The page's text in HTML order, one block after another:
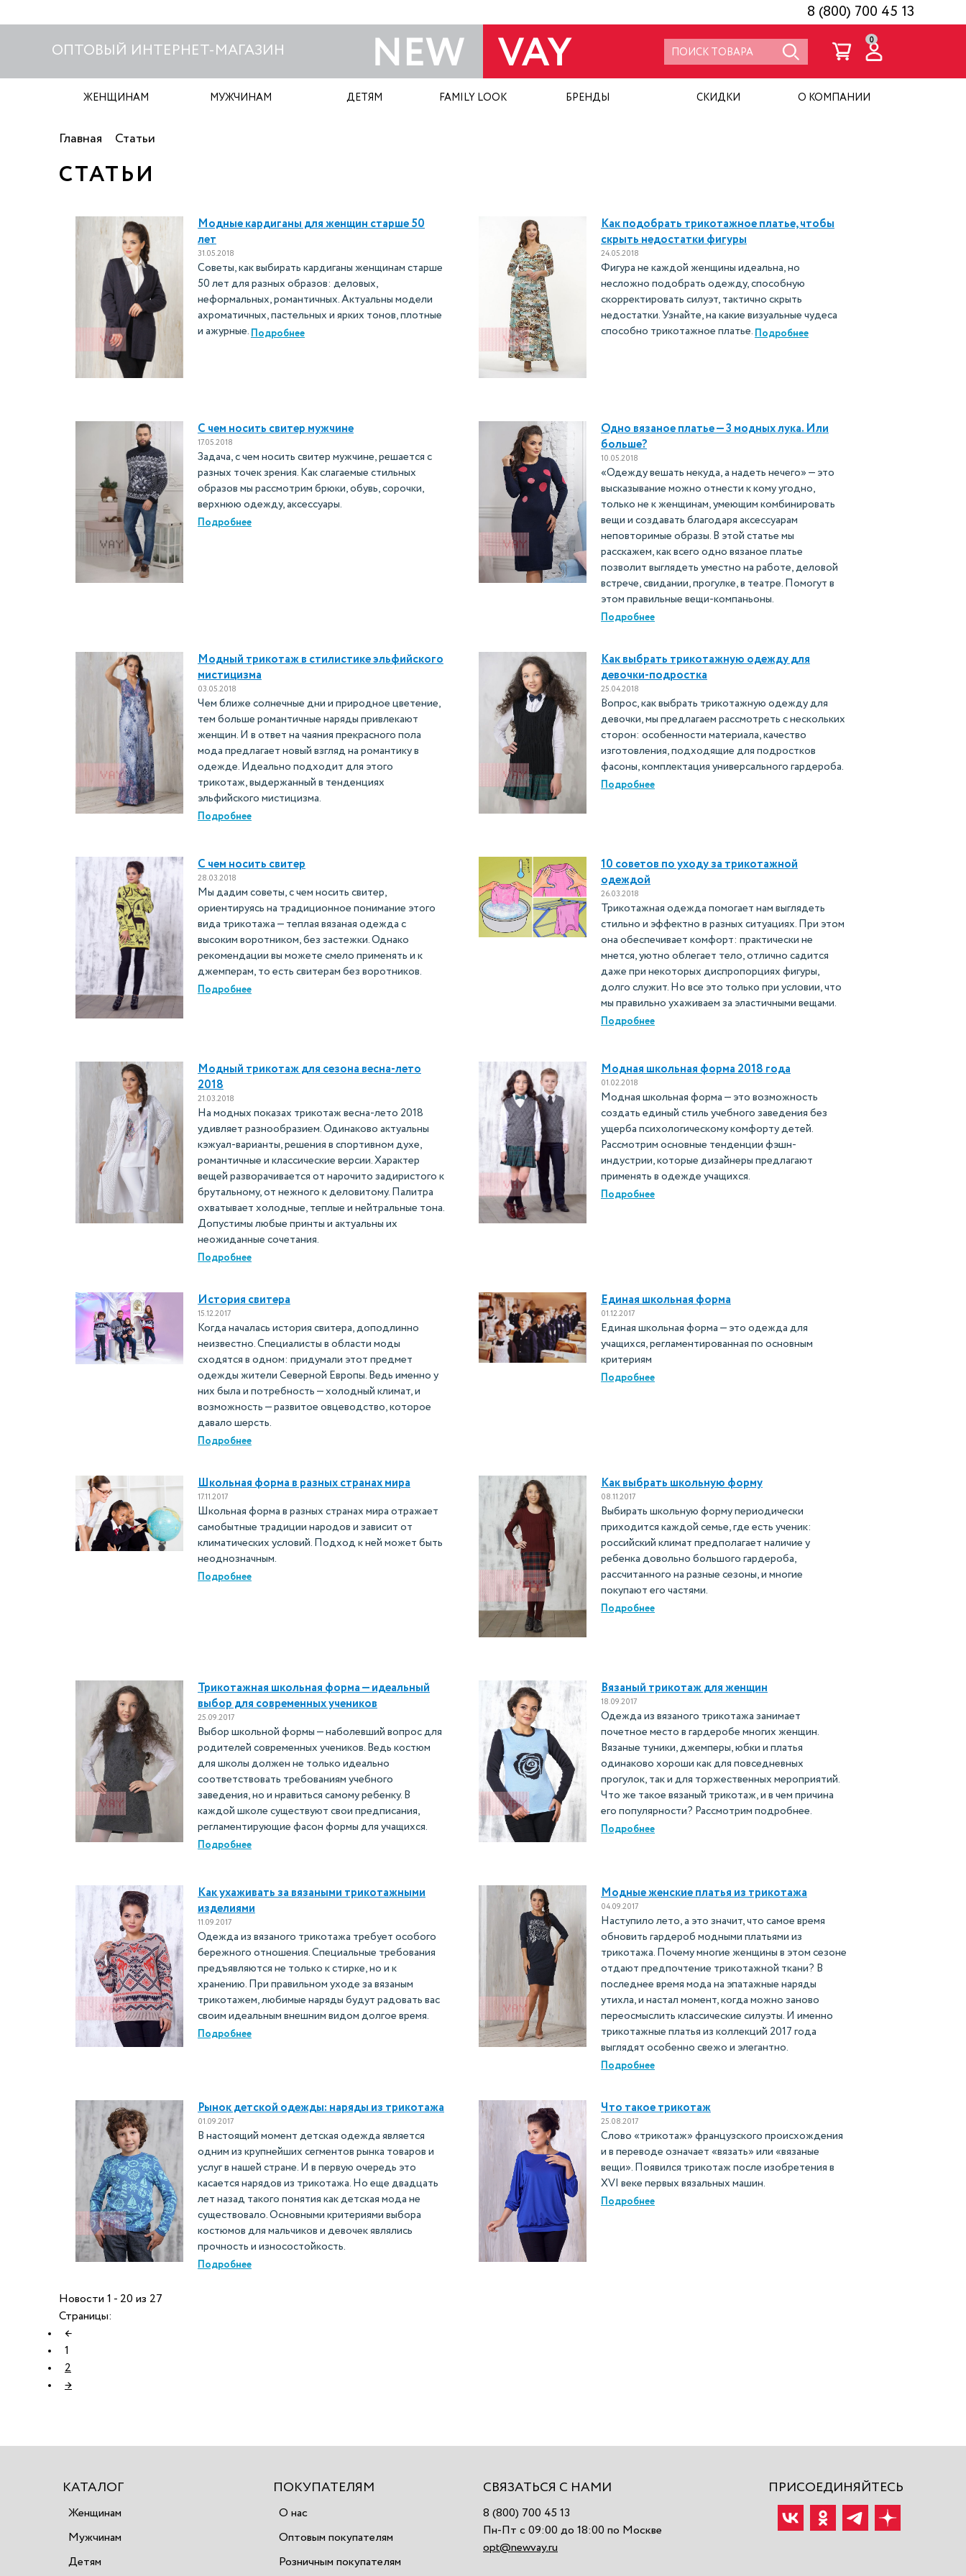
8 (800) 700 45 13
ОПТОВЫЙ ИНТЕРНЕТ-МАГАЗИН
0
ЖЕНЩИНАМ МУЖЧИНАМ ДЕТЯМ FAMILY LOOK БРЕНДЫ СКИДКИ О КОМПАНИИ
Главная Статьи
СТАТЬИ
Модные кардиганы для женщин старше 50
лет
31.05.2018
Советы, как выбирать кардиганы женщинам старше
50 лет для разных образов: деловых,
неформальных, романтичных. Актуальны модели
ахроматичных, пастельных и ярких тонов, плотные
и ажурные.
Подробнее
Как подобрать трикотажное платье, чтобы
скрыть недостатки фигуры
24.05.2018
Фигура не каждой женщины идеальна, но
несложно подобрать одежду, способную
скорректировать силуэт, тактично скрыть
недостатки. Узнайте, на какие визуальные чудеса
способно трикотажное платье.
Подробнее
С чем носить свитер мужчине
17.05.2018
Задача, с чем носить свитер мужчине, решается с
разных точек зрения. Как слагаемые стильных
образов мы рассмотрим брюки, обувь, сорочки,
верхнюю одежду, аксессуары.
Подробнее
Одно вязаное платье — 3 модных лука. Или
больше?
10.05.2018
«Одежду вешать некуда, а надеть нечего» — это
высказывание можно отнести к кому угодно,
только не к женщинам, умеющим комбинировать
вещи и создавать благодаря аксессуарам
неповторимые образы. В этой статье мы
расскажем, как всего одно вязаное платье
позволит выглядеть уместно на работе, деловой
встрече, свидании, прогулке, в театре. Помогут в
этом правильные вещи-компаньоны.
Подробнее
Модный трикотаж в стилистике эльфийского
мистицизма
03.05.2018
Чем ближе солнечные дни и природное цветение,
тем больше романтичные наряды привлекают
женщин. И в ответ на чаяния прекрасного пола
мода предлагает новый взгляд на романтику в
одежде. Идеально подходит для этого
трикотаж, выдержанный в тенденциях
эльфийского мистицизма.
Подробнее
Как выбрать трикотажную одежду для
девочки-подростка
25.04.2018
Вопрос, как выбрать трикотажную одежду для
девочки, мы предлагаем рассмотреть с нескольких
сторон: особенности материала, качество
изготовления, подходящие для подростков
фасоны, комплектация универсального гардероба.
Подробнее
С чем носить свитер
28.03.2018
Мы дадим советы, с чем носить свитер,
ориентируясь на традиционное понимание этого
вида трикотажа — теплая вязаная одежда с
высоким воротником, без застежки. Однако
рекомендации вы можете смело применять и к
джемперам, то есть свитерам без воротников.
Подробнее
10 советов по уходу за трикотажной
одеждой
26.03.2018
Трикотажная одежда помогает нам выглядеть
стильно и эффектно в разных ситуациях. При этом
она обеспечивает комфорт: практически не
мнется, уютно облегает тело, отлично садится
даже при некоторых диспропорциях фигуры,
долго служит. Но все это только при условии, что
мы правильно ухаживаем за эластичными вещами.
Подробнее
Модный трикотаж для сезона весна-лето
2018
21.03.2018
На модных показах трикотаж весна-лето 2018
удивляет разнообразием. Одинаково актуальны
кэжуал-варианты, решения в спортивном духе,
романтичные и классические версии. Характер
вещей разворачивается от нарочито задиристого к
брутальному, от нежного к деловитому. Палитра
охватывает холодные, теплые и нейтральные тона.
Допустимы любые принты и актуальны их
неожиданные сочетания.
Подробнее
Модная школьная форма 2018 года
01.02.2018
Модная школьная форма — это возможность
создать единый стиль учебного заведения без
ущерба психологическому комфорту детей.
Рассмотрим основные тенденции фэшн-
индустрии, которые дизайнеры предлагают
применять в одежде учащихся.
Подробнее
История свитера
15.12.2017
Когда началась история свитера, доподлинно
неизвестно. Специалисты в области моды
сходятся в одном: придумали этот предмет
одежды жители Северной Европы. Ведь именно у
них была и потребность — холодный климат, и
возможность — развитое овцеводство, которое
давало шерсть.
Подробнее
Единая школьная форма
01.12.2017
Единая школьная форма — это одежда для
учащихся, регламентированная по основным
критериям
Подробнее
Школьная форма в разных странах мира
17.11.2017
Школьная форма в разных странах мира отражает
самобытные традиции народов и зависит от
климатических условий. Подход к ней может быть
неоднозначным.
Подробнее
Как выбрать школьную форму
08.11.2017
Выбирать школьную форму периодически
приходится каждой семье, где есть ученик:
российский климат предполагает наличие у
ребенка довольно большого гардероба,
рассчитанного на разные сезоны, и многие
покупают его частями.
Подробнее
Трикотажная школьная форма — идеальный
выбор для современных учеников
25.09.2017
Выбор школьной формы — наболевший вопрос для
родителей современных учеников. Ведь костюм
для школы должен не только идеально
соответствовать требованиям учебного
заведения, но и нравиться самому ребенку. В
каждой школе существуют свои предписания,
регламентирующие фасон формы для учащихся.
Подробнее
Вязаный трикотаж для женщин
18.09.2017
Одежда из вязаного трикотажа занимает
почетное место в гардеробе многих женщин.
Вязаные туники, джемперы, юбки и платья
одинаково хороши как для повседневных
прогулок, так и для торжественных мероприятий.
Что же такое вязаный трикотаж, и в чем причина
его популярности? Рассмотрим подробнее.
Подробнее
Как ухаживать за вязаными трикотажными
изделиями
11.09.2017
Одежда из вязаного трикотажа требует особого
бережного отношения. Специальные требования
предъявляются не только к стирке, но и к
хранению. При правильном уходе за вязаным
трикотажем, любимые наряды будут радовать вас
своим идеальным внешним видом долгое время.
Подробнее
Модные женские платья из трикотажа
04.09.2017
Наступило лето, а это значит, что самое время
обновить гардероб модными платьями из
трикотажа. Почему многие женщины в этом сезоне
отдают предпочтение трикотажной ткани? В
последнее время мода на эпатажные наряды
утихла, и настал момент, когда можно заново
переосмыслить классические силуэты. И именно
трикотажные платья из коллекций 2017 года
выглядят особенно свежо и элегантно.
Подробнее
Рынок детской одежды: наряды из трикотажа
01.09.2017
В настоящий момент детская одежда является
одним из крупнейших сегментов рынка товаров и
услуг в нашей стране. И в первую очередь это
касается нарядов из трикотажа. Но еще двадцать
лет назад такого понятия как детская мода не
существовало. Основными критериями выбора
костюмов для мальчиков и девочек являлись
прочность и износостойкость.
Подробнее
Что такое трикотаж
25.08.2017
Слово «трикотаж» французского происхождения
и в переводе означает «вязать» или «вязаные
вещи». Появился трикотаж после изобретения в
XVI веке первых вязальных машин.
Подробнее
Новости 1 - 20 из 27
Страницы:
←
1
2
→
КАТАЛОГ
Женщинам
Мужчинам
Детям
ПОКУПАТЕЛЯМ
О нас
Оптовым покупателям
Розничным покупателям
СВЯЗАТЬСЯ С НАМИ
8 (800) 700 45 13
Пн-Пт с 09:00 до 18:00 по Москве
opt@newvay.ru
ПРИСОЕДИНЯЙТЕСЬ